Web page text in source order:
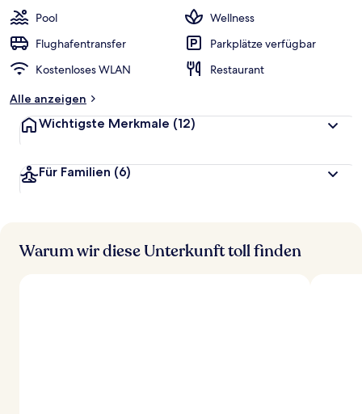
Pool
Wellness
Flughafentransfer
Parkplätze verfügbar
Kostenloses WLAN
Restaurant
Alle anzeigen
Wichtigste Merkmale (12)
Für Familien (6)
Warum wir diese Unterkunft toll finden